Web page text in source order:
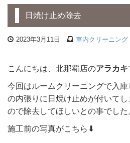
日焼け止め除去
2023年3月11日 車内クリーニング
こんにちは、北那覇店のアラカキ
今回はルームクリーニングで入
の内張りに日焼け止めが付いて
ので除去してほしいとの事でした
施工前の写真がこちら⬇︎